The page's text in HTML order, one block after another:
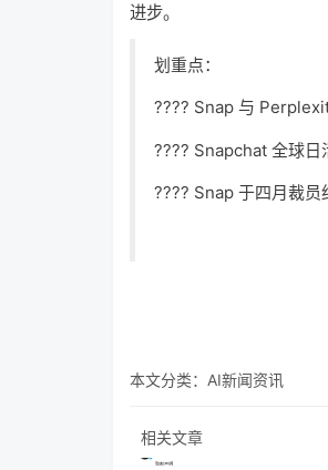
进步。
划重点：
???? Snap 与
???? Snapchat 全球日
???? Snap 于四月裁员
本文分类： AI新闻资讯
相关文章